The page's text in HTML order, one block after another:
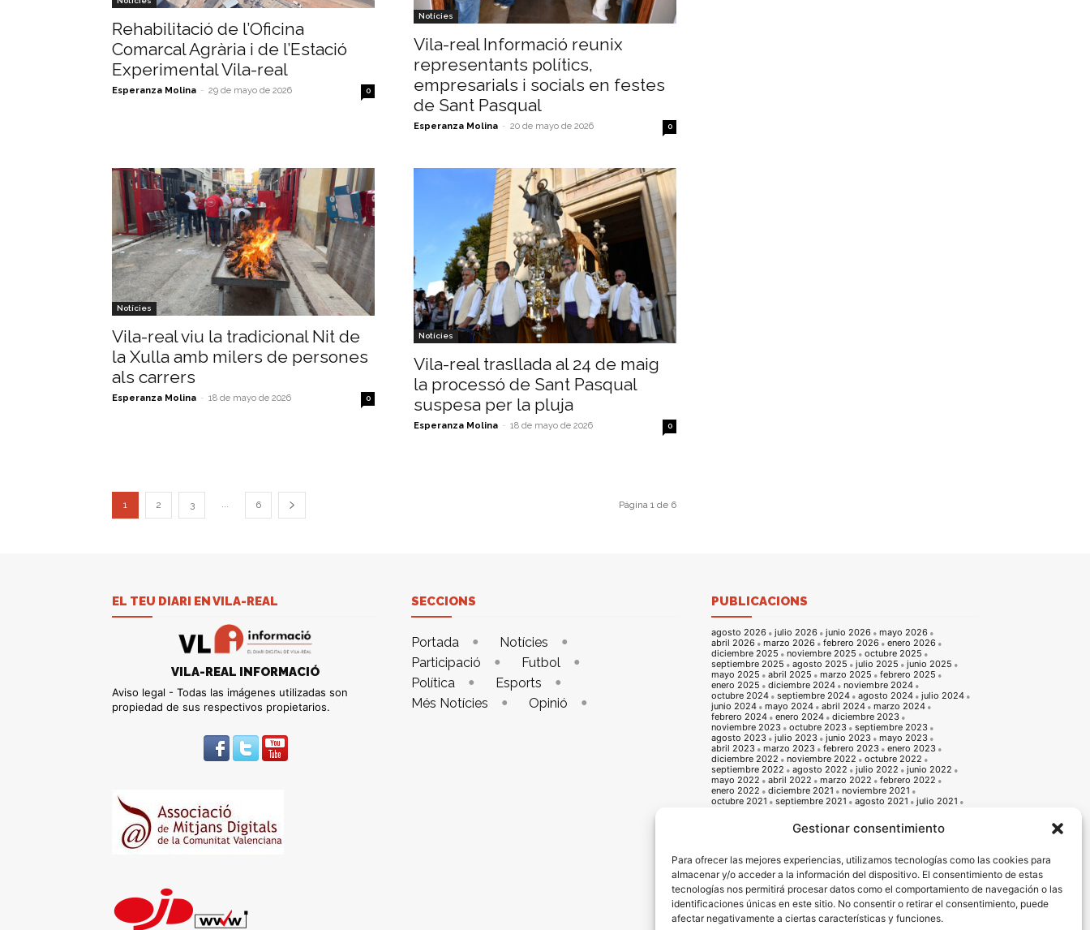
Gestionar consentimiento
Para ofrecer las mejores experiencias, utilizamos tecnologías como las cookies para
almacenar y/o acceder a la información del dispositivo. El consentimiento de estas
tecnologías nos permitirá procesar datos como el comportamiento de navegación o las
identificaciones únicas en este sitio. No consentir o retirar el consentimiento, puede
afectar negativamente a ciertas características y funciones.
Rehabilitació de l’Oficina
Comarcal Agrària i de l’Estació
Experimental Vila-real
Esperanza Molina - 29 de mayo de 2026 0
Notícies
Vila-real Informació reunix
representants polítics,
empresarials i socials en festes
de Sant Pasqual
Esperanza Molina - 20 de mayo de 2026 0
Notícies
Vila-real viu la tradicional Nit de
la Xulla amb milers de persones
als carrers
Esperanza Molina - 18 de mayo de 2026 0
Notícies
Vila-real trasllada al 24 de maig
la processó de Sant Pasqual
suspesa per la pluja
Esperanza Molina - 18 de mayo de 2026 0
1 2 3 ... 6 Página 1 de 6
EL TEU DIARI EN VILA-REAL
VILA-REAL INFORMACIÓ
Aviso legal - Todas las imágenes utilizadas son
propiedad de sus respectivos propietarios.
SECCIONS
Portada
Notícies
Participació
Futbol
Política
Esports
Més Notícies
Opinió
PUBLICACIONS
agosto 2026 julio 2026 junio 2026
mayo 2026
abril 2026
marzo 2026 febrero 2026
enero 2026
diciembre 2025
noviembre 2025
octubre 2025
septiembre 2025
agosto 2025 julio 2025
junio 2025
mayo 2025
abril 2025 marzo 2025
febrero 2025
enero 2025
diciembre 2024
noviembre 2024
octubre 2024
septiembre 2024 agosto 2024
julio 2024
junio 2024
mayo 2024 abril 2024
marzo 2024
febrero 2024
enero 2024
diciembre 2023
noviembre 2023
octubre 2023
septiembre 2023
agosto 2023
julio 2023 junio 2023
mayo 2023
abril 2023
marzo 2023 febrero 2023
enero 2023
diciembre 2022
noviembre 2022
octubre 2022
septiembre 2022
agosto 2022 julio 2022
junio 2022
mayo 2022
abril 2022 marzo 2022
febrero 2022
enero 2022
diciembre 2021
noviembre 2021
octubre 2021
septiembre 2021 agosto 2021
julio 2021
enero 2021
octubre 2020
septiembre 2020
abril 2020
marzo 2020 febrero 2020
enero 2020
diciembre 2019
noviembre 2019
octubre 2019
septiembre 2019
agosto 2019 julio 2019
junio 2019
mayo 2019
abril 2019 marzo 2019
febrero 2019
enero 2019
diciembre 2018
noviembre 2018
octubre 2018
septiembre 2018 agosto 2018
julio 2018
junio 2018
mayo 2018 abril 2018
marzo 2018
febrero 2018
diciembre 2017